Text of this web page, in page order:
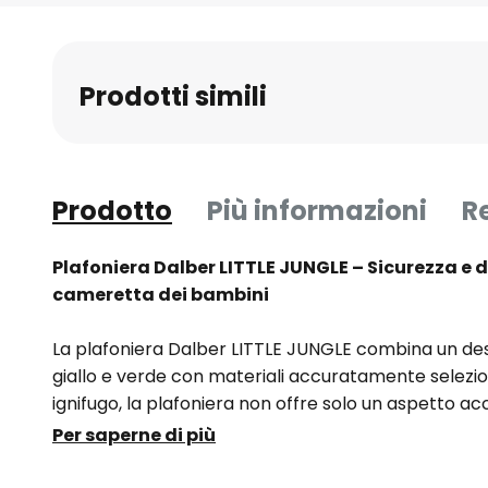
Prodotti simili
Prodotto Più informazioni
Plafoniera Dalber LITTLE JUNGLE – Sicurezza
cameretta dei bambini
La plafoniera Dalber LITTLE JUNGLE combina un
giallo e verde con materiali accuratamente
ignifugo, la plafoniera non offre solo un aspetto
elevato livello di sicurezza. La produzione in
Per saperne di più